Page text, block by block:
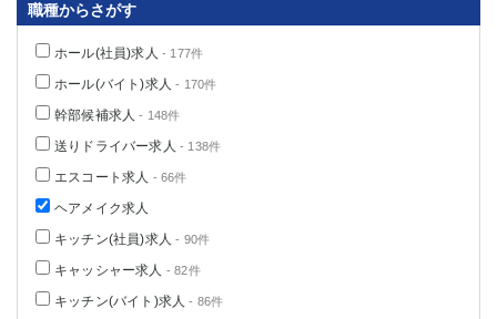
職種からさがす
ホール(社員)求人 - 177件
ホール(バイト)求人 - 170件
幹部候補求人 - 148件
送りドライバー求人 - 138件
エスコート求人 - 66件
ヘアメイク求人
キッチン(社員)求人 - 90件
キャッシャー求人 - 82件
キッチン(バイト)求人 - 86件